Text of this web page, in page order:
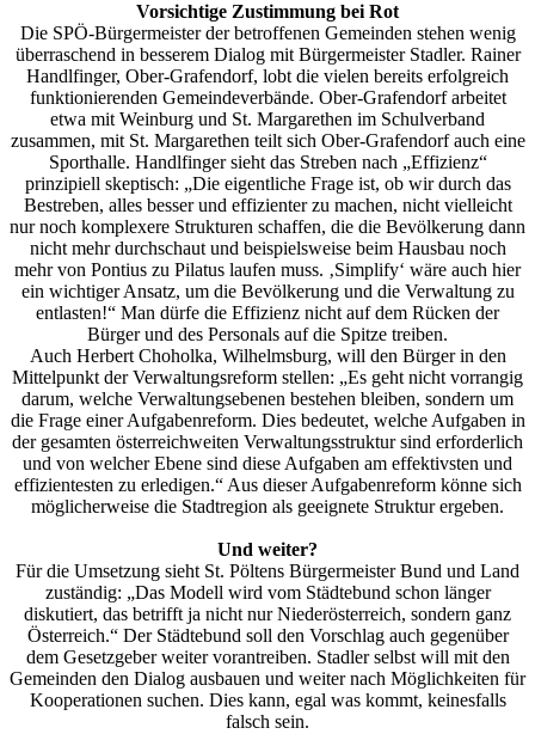
Vorsichtige Zustimmung bei Rot
Die SPÖ-Bürgermeister der betroffenen Gemeinden stehen wenig
überraschend in besserem Dialog mit Bürgermeister Stadler. Rainer
Handlfinger, Ober-Grafendorf, lobt die vielen bereits erfolgreich
funktionierenden Gemeindeverbände. Ober-Grafendorf arbeitet
etwa mit Weinburg und St. Margarethen im Schulverband
zusammen, mit St. Margarethen teilt sich Ober-Grafendorf auch eine
Sporthalle. Handlfinger sieht das Streben nach „Effizienz“
prinzipiell skeptisch: „Die eigentliche Frage ist, ob wir durch das
Bestreben, alles besser und effizienter zu machen, nicht vielleicht
nur noch komplexere Strukturen schaffen, die die Bevölkerung dann
nicht mehr durchschaut und beispielsweise beim Hausbau noch
mehr von Pontius zu Pilatus laufen muss. ‚Simplify‘ wäre auch hier
ein wichtiger Ansatz, um die Bevölkerung und die Verwaltung zu
entlasten!“ Man dürfe die Effizienz nicht auf dem Rücken der
Bürger und des Personals auf die Spitze treiben.
Auch Herbert Choholka, Wilhelmsburg, will den Bürger in den
Mittelpunkt der Verwaltungsreform stellen: „Es geht nicht vorrangig
darum, welche Verwaltungsebenen bestehen bleiben, sondern um
die Frage einer Aufgabenreform. Dies bedeutet, welche Aufgaben in
der gesamten österreichweiten Verwaltungsstruktur sind erforderlich
und von welcher Ebene sind diese Aufgaben am effektivsten und
effizientesten zu erledigen.“ Aus dieser Aufgabenreform könne sich
möglicherweise die Stadtregion als geeignete Struktur ergeben.
Und weiter?
Für die Umsetzung sieht St. Pöltens Bürgermeister Bund und Land
zuständig: „Das Modell wird vom Städtebund schon länger
diskutiert, das betrifft ja nicht nur Niederösterreich, sondern ganz
Österreich.“ Der Städtebund soll den Vorschlag auch gegenüber
dem Gesetzgeber weiter vorantreiben. Stadler selbst will mit den
Gemeinden den Dialog ausbauen und weiter nach Möglichkeiten für
Kooperationen suchen. Dies kann, egal was kommt, keinesfalls
falsch sein.